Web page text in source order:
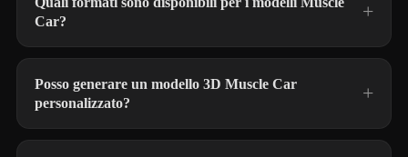
Car?
Posso generare un modello 3D Muscle Car
personalizzato?